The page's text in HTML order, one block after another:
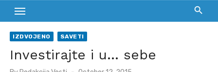
IZDVOJENO SAVETI
Investirajte i u… sebe